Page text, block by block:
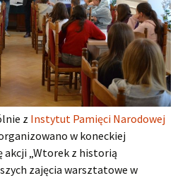
z Instytut Pamięci Narodowej
w koneckiej
akcji „Wtorek z historią
zajęcia warsztatowe w